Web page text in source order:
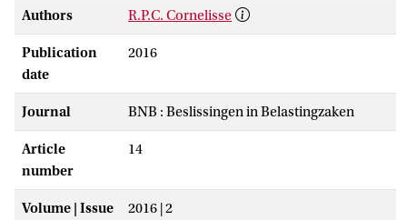
Authors R.P.C. Cornelisse
Publication
date
2016
Journal BNB : Beslissingen in Belastingzaken
Article
number
14
Volume | Issue
2016 | 2